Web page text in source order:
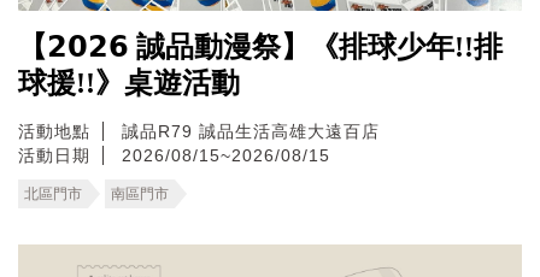
【𝟮𝟬𝟮𝟲 誠品動漫祭】《排球少年!!排
球援!!》桌遊活動
活動地點 誠品R79 誠品生活高雄大遠百店
活動日期
2026/08/15~2026/08/15
北區門市 南區門市